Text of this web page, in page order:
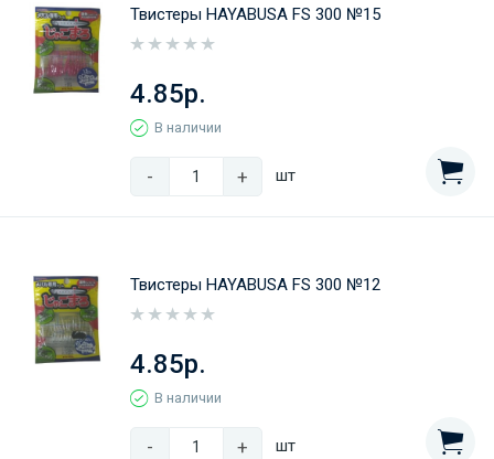
Твистеры HAYABUSA FS 300 №15
4.85р.
В наличии
- + шт
Твистеры HAYABUSA FS 300 №12
4.85р.
В наличии
- + шт